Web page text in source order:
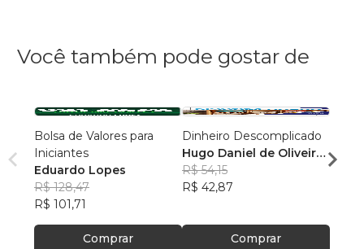
Você também pode gostar de
Bolsa de Valores para
Iniciantes
Eduardo Lopes
R$ 128,47
R$ 101,71
Comprar
Dinheiro Descomplicado
Hugo Daniel de Oliveira
Azevedo
R$ 54,15
R$ 42,87
Comprar
R$